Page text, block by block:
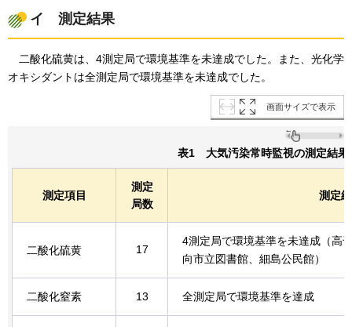
イ 測定結果
二酸化硫黄は、4測定局で環境基準を未達成でした。また、光化学
オキシダントは全測定局で環境基準を未達成でした。
画面サイズで表示
表1 大気汚染常時監視の測定結果
測定項目
測定
局数
測定
二酸化硫黄 17
4測定局で環境基準を未達成（高
向市立図書館、細島公民館）
二酸化窒素 13 全測定局で環境基準を達成